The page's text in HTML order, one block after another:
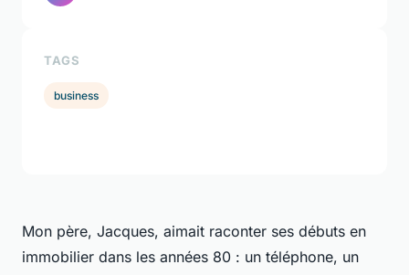
Mon père, Jacques, aimait raconter ses débuts en
immobilier dans les années 80 : un téléphone, un
TAGS
business